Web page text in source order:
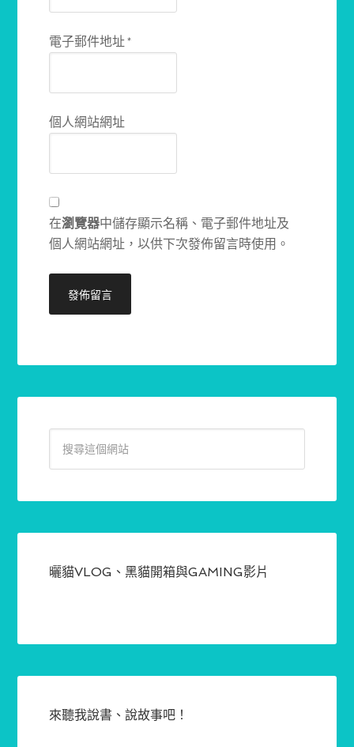
電子郵件地址*
個人網站網址
在瀏覽器中儲存顯示名稱、電子郵件地址及
個人網站網址，以供下次發佈留言時使用。
曬貓VLOG、黑貓開箱與GAMING影片
來聽我說書、說故事吧！